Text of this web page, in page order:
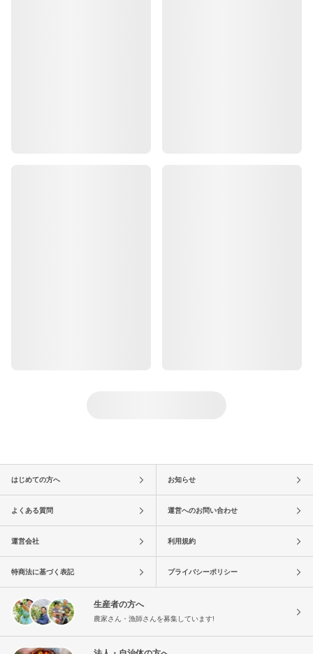
はじめての方へ お知らせ
よくある質問 運営へのお問い合わせ
運営会社 利用規約
特商法に基づく表記 プライバシーポリシー
生産者の方へ
農家さん・漁師さんを募集しています!